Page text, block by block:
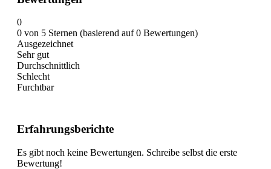
0
0 von 5 Sternen (basierend auf 0 Bewertungen)
Ausgezeichnet
Sehr gut
Durchschnittlich
Schlecht
Furchtbar
Erfahrungsberichte
Es gibt noch keine Bewertungen. Schreibe selbst die erste
Bewertung!